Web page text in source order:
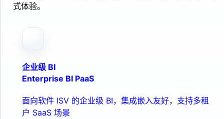
式体验。
企业级 BI
Enterprise BI PaaS
面向软件 ISV 的企业级 BI，集成嵌入友好，支持多租
户 SaaS 场景